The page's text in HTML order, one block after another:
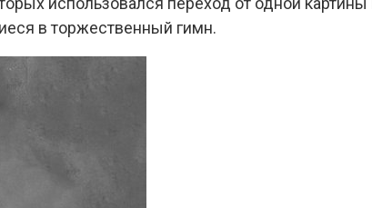
в торжественный гимн.